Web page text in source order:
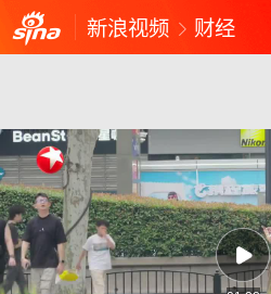
新浪视频 财经